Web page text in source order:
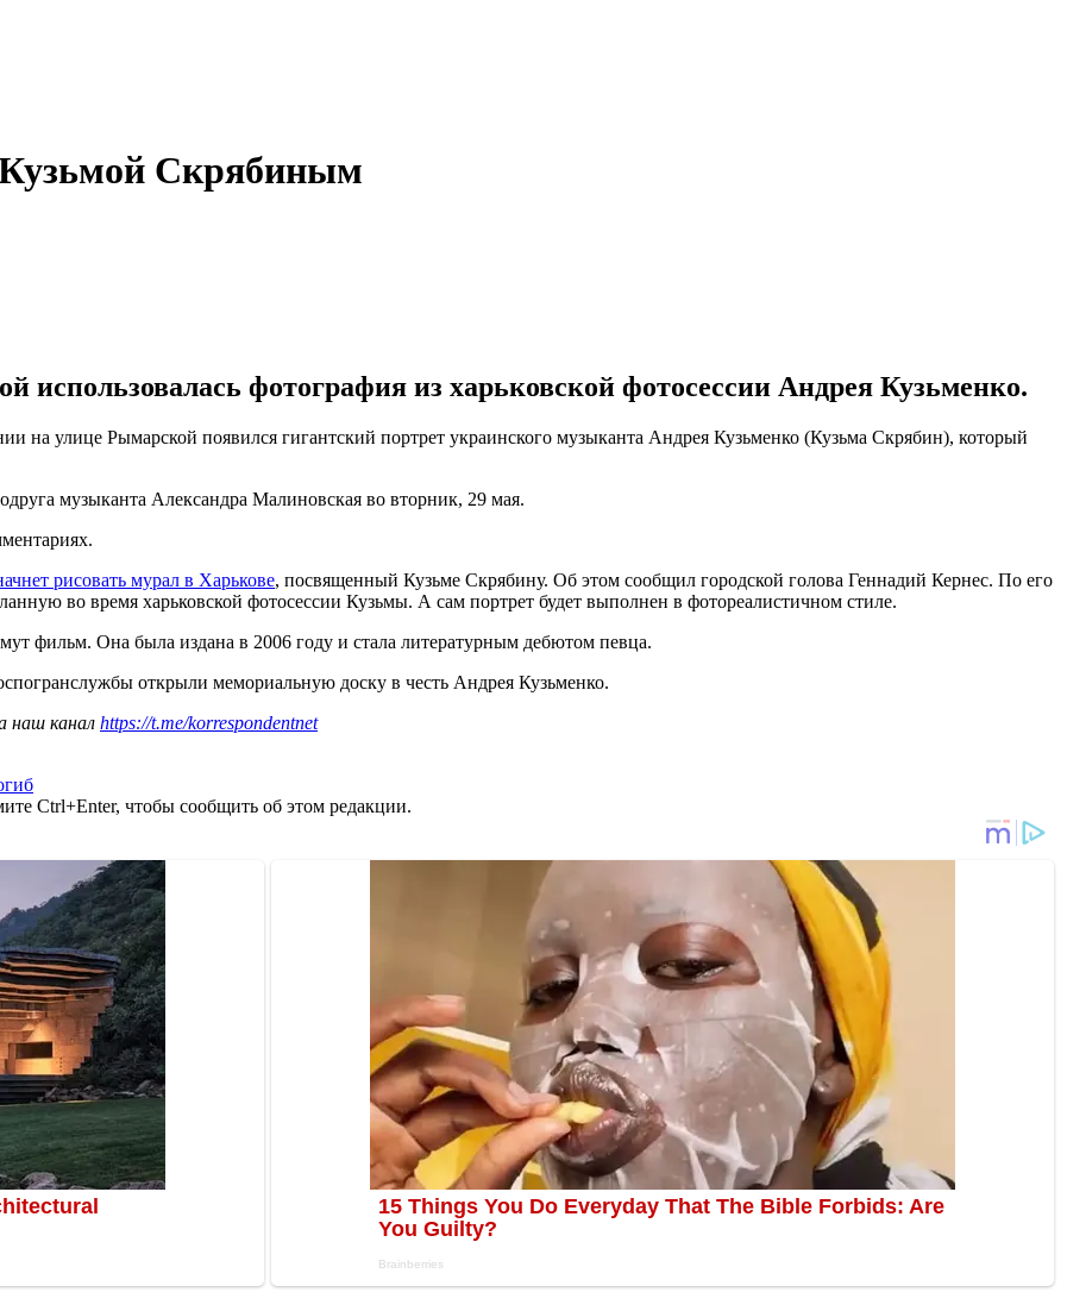
Скрябиным
использовалась фотография из харьковской фотосессии Андрея Кузьменко.
на улице Рымарской появился гигантский портрет украинского музыканта Андрея Кузьменко (Кузьма Скрябин), который
музыканта Александра Малиновская во вторник, 29 мая.
рисовать мурал в Харькове, посвященный Кузьме Скрябину. Об этом сообщил городской голова Геннадий Кернес. По его
во время харьковской фотосессии Кузьмы. А сам портрет будет выполнен в фотореалистичном стиле.
фильм. Она была издана в 2006 году и стала литературным дебютом певца.
открыли мемориальную доску в честь Андрея Кузьменко.
наш канал https://t.me/korrespondentnet
Ctrl+Enter, чтобы сообщить об этом редакции.